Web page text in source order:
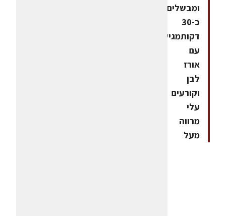
ומבשלים
כ-30
דקותמגישים
עם
אורז
לבן
וקורעים
עלי
מרווה
מעל